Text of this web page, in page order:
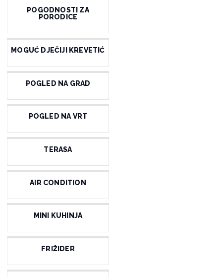
POGODNOSTI ZA
PORODICE
MOGUĆ DJEČIJI KREVETIĆ
POGLED NA GRAD
POGLED NA VRT
TERASA
AIR CONDITION
MINI KUHINJA
FRIŽIDER